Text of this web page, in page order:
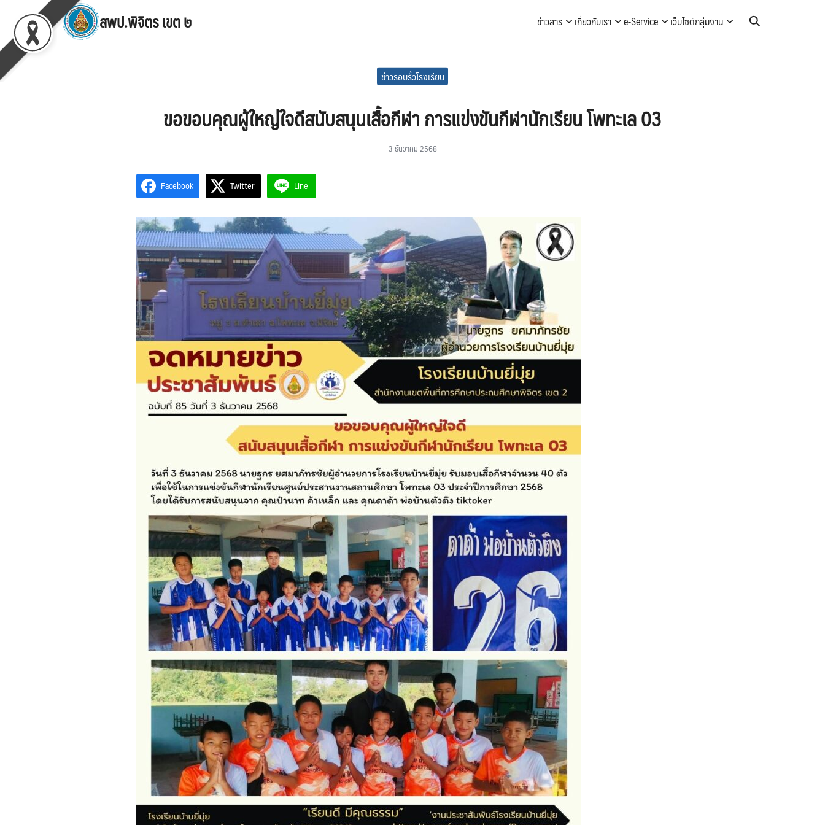
content
สพป.พิจิตร เขต ๒ ข่าวสาร เกี่ยวกับเรา e-Service
เว็บไซต์กลุ่มงาน
ข่าวรอบรั้วโรงเรียน
ขอขอบคุณผู้ใหญ่ใจดีสนับสนุนเสื้อกีฬา การแข่งขันกีฬานักเรียน โพทะเล 03
3 ธันวาคม 2568
Facebook Twitter Line